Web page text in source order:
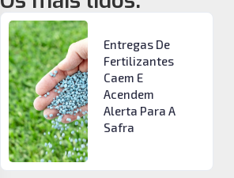
Entregas De
Fertilizantes
Caem E
Acendem
Alerta Para A
Safra